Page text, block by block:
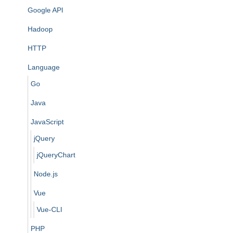
Google API
Hadoop
HTTP
Language
Go
Java
JavaScript
jQuery
jQueryChart
Node.js
Vue
Vue-CLI
PHP